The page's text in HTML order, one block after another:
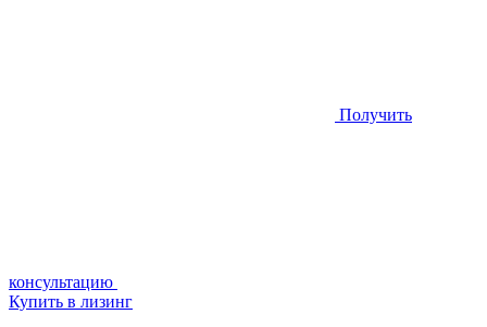
Получить
консультацию
Купить в лизинг